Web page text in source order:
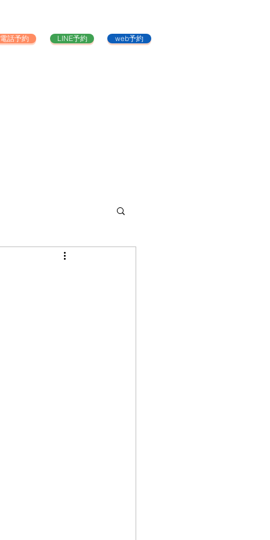
電話予約 LINE予約 web予約